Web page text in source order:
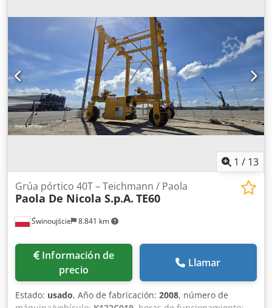
Última aplicación: Industria farmacéutica Volumen: 40 L
Tipo: Vertical sobre carro con ruedas Altura de las ruedas:
80 mm Material (en contacto con el producto): 1.4301 / AISI
304 Ejecución: De pared simple Tapa domo: 80x97 mm
Presión de trabajo según placa de características: 5 bar
Dimensiones del depósito: Diámetro exterior: 300 mm
Altura cilíndrica: 500 mm Credsza Eicepfx Afkjf Altura total:
930 mm Anchura total: 450 mm Longitud total: 470 mm
Materiales: Interior: 1.4301 / AISI 304 Exterior: 1.4301 / AISI
304 Equipamiento: Placa de características: Sí
1 / 13
Świnoujście 8.841 km
Grúa pórtico 40T – Teichmann / Paola
Paola De Nicola S.p.A. TE60
Información de
precio
Llamar
Estado: usado, Año de fabricación: 2008, número de